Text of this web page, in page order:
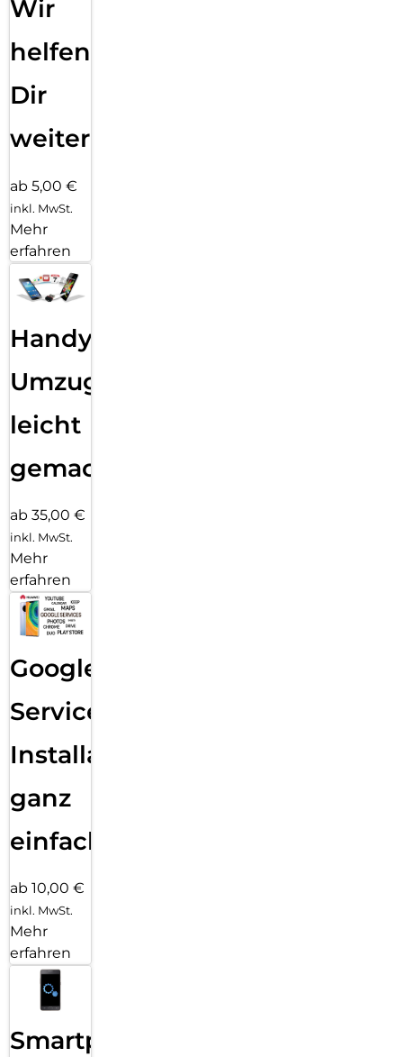
Wir
helfen
Dir
weiter
ab 5,00 €
inkl. MwSt.
Mehr
erfahren
Handy
Umzug
leicht
gemacht!
ab 35,00 €
inkl. MwSt.
Mehr
erfahren
Google
Services
Installation
ganz
einfach
ab 10,00 €
inkl. MwSt.
Mehr
erfahren
Smartphone